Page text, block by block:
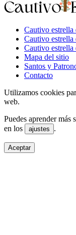
Cautivo estrella
Cautivo estrella
Cautivo estrella
Mapa del sitio
Santos y
Contacto
Utilizamos cookies
web.
Puedes aprender más
en los
ajustes .
Aceptar